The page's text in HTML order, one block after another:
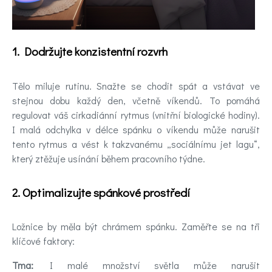
Registrace
1. Dodržujte konzistentní rozvrh
Tělo miluje rutinu. Snažte se chodit spát a vstávat ve
stejnou dobu každý den, včetně víkendů. To pomáhá
regulovat váš cirkadiánní rytmus (vnitřní biologické hodiny).
I malá odchylka v délce spánku o víkendu může narušit
tento rytmus a vést k takzvanému „sociálnímu jet lagu“,
který ztěžuje usínání během pracovního týdne.
2. Optimalizujte spánkové prostředí
Ložnice by měla být chrámem spánku. Zaměřte se na tři
klíčové faktory:
Tma: I malé množství světla může narušit